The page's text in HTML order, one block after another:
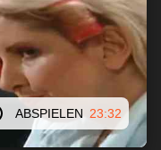
ABSPIELEN 23:32